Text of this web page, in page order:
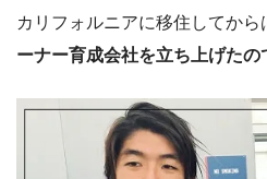
カリフォルニアに移住してから
ーナー育成会社を立ち上げたの